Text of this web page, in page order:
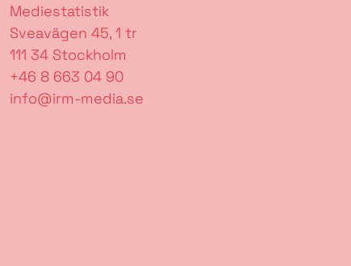
Mediestatistik
Sveavägen 45, 1 tr
111 34 Stockholm
+46 8 663 04 90
info@irm-media.se